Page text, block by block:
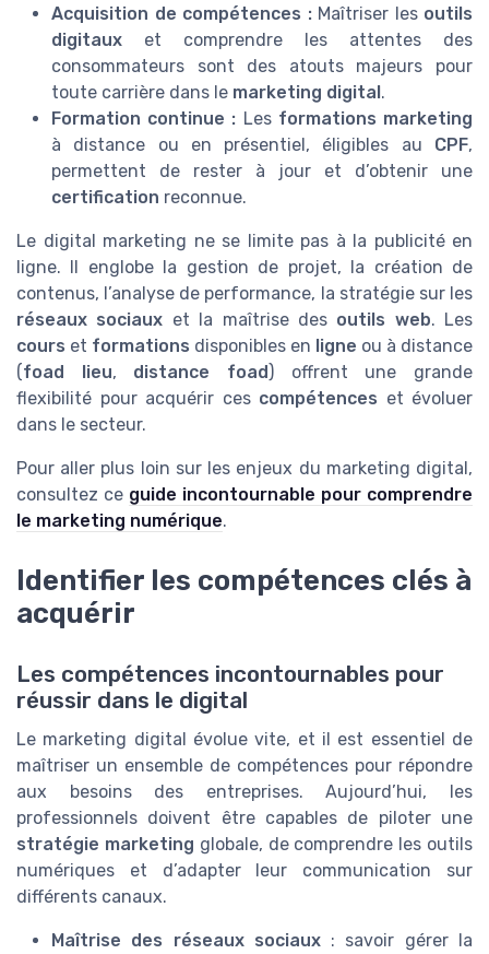
Acquisition de compétences :Maîtriser les outils
digitaux et comprendre les attentes des
consommateurs sont des atouts majeurs pour
toute carrière dans le marketing digital .
Formation continue : Les formations marketing
à distance ou en présentiel, éligibles au CPF,
permettent de rester à jour et d’obtenir une
certification reconnue.
Le digital marketing ne se limite pas à la publicité en
ligne. Il englobe la gestion de projet, la création de
contenus, l’analyse de performance, la stratégie sur les
réseaux sociaux et la maîtrise des outils web. Les
cours et formations disponibles en ligne ou à distance
(foad lieu, distance foad ) offrent une grande
flexibilité pour acquérir ces compétences et évoluer
dans le secteur.
Pour aller plus loin sur les enjeux du marketing digital,
consultez ce guide incontournable pour comprendre
le marketing numérique.
Identifier les compétences clés à
acquérir
Les compétences incontournables pour
réussir dans le digital
Le marketing digital évolue vite, et il est essentiel de
maîtriser un ensemble de compétences pour répondre
aux besoins des entreprises. Aujourd’hui, les
professionnels doivent être capables de piloter une
stratégie marketing globale, de comprendre les outils
numériques et d’adapter leur communication sur
différents canaux.
Maîtrise des réseaux sociaux: savoir gérer la